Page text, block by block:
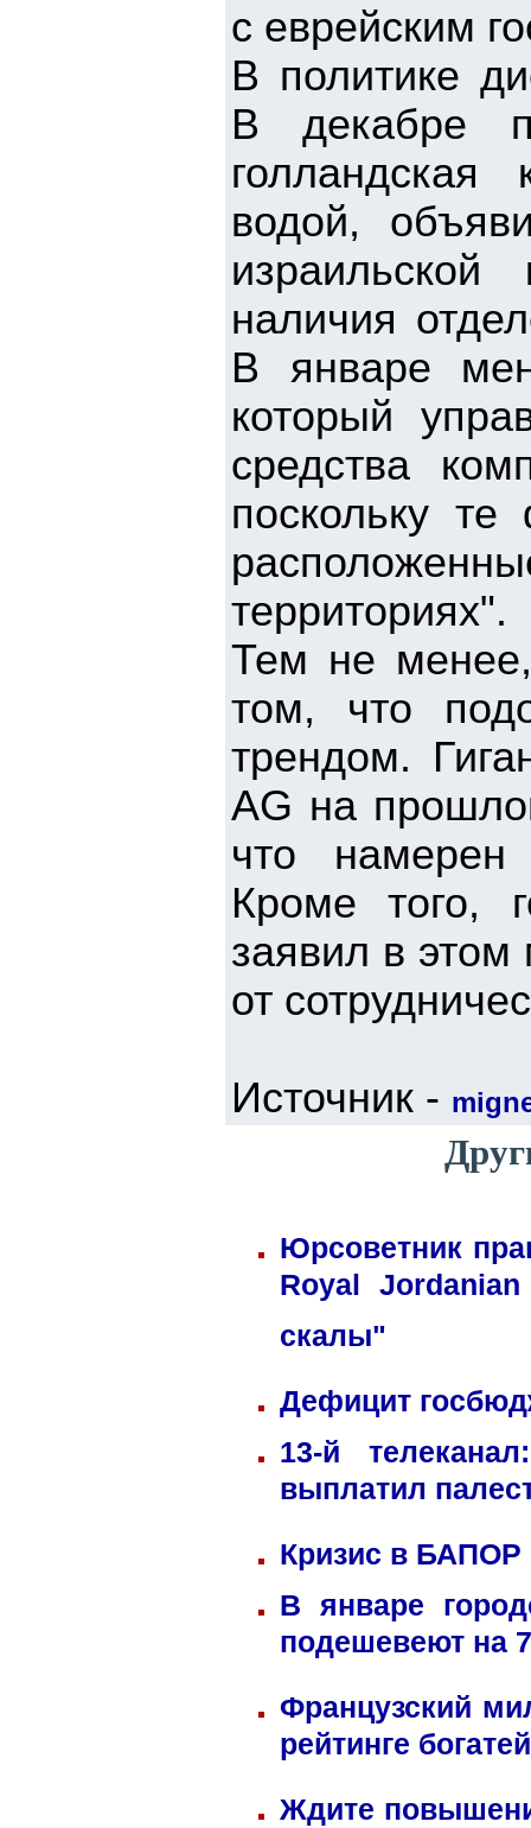
с еврейским
В политике
В декабре
водой,
наличия
В январе
который
средства
поскольку те
территориях".
Тем не
том, что
трендом.
AG на
что намерен
Кроме того,
заявил в этом
от
Источник -
Юрсоветник
Royal
скалы"
Дефицит
13-й
выплатил
Кризис в БАПОР
В январе
подешевеют на
Французский
рейтинге
Ждите